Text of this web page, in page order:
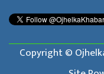
Copyright ©